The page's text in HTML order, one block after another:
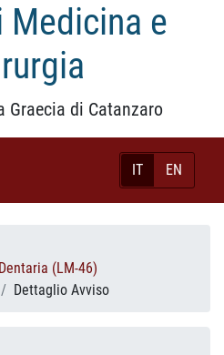
Medicina e
Graecia di Catanzaro
IT EN
(LM-46)
Dettaglio Avviso